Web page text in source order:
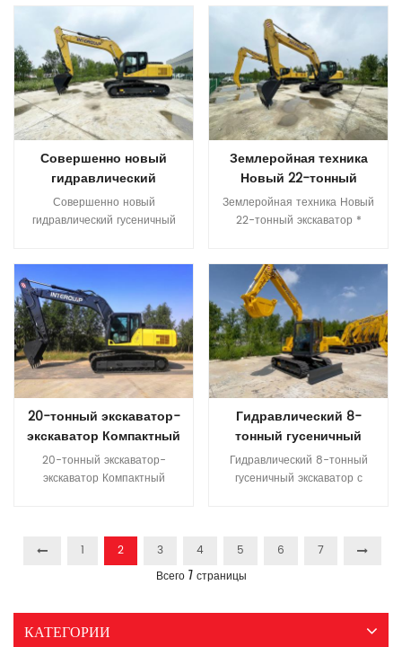
грузом/без груза) % 20/22
Ведущий тормоз
Гидравлический зажимной диск
Двигатель Марка/модель
двигателя Ючай Двигатель
YJ6J150-T301 Номинальная
выходная мощность 110(кВт)
Номер цилиндра 6 Другие
Шестерни трансмиссии
(передние/задние) 2/1
414x2 Установка давления
МПА 37 Объем
гидравлического резервуара
Л 480 А Общая длина мм
13180 Беременный Общая
ширина мм 3340 В Общая
высота ï¼на вершину стрелы
ï¼ мм 3780 Дюймовый Общая
высота ï¼на вершину кабины
ï¼ мм 3280 Эн Проницаемый
заземление мм 1300 Фон Мин
наземный просвет 720 мм
Глин Радиус свинга хвоста
длину заземления 4360 мм
Дж Длина трека 5390 мм K
Основной датчик 2740 мм Л
Ширина трека 3340 мм М
Ширина обуви 600 мм Не
Ширина поворота 3385 мм О
Максимум 10760 высота
копания мм П 7400
Максимум высота сброса мм
7320 Q. Максимум копание
глубины 6695 мм Ведущий
Максимум 7150 Глубина
вертикальной стены копания
Максимум копание
досягаемости 4825 мм U
Радиус свинга мм 2860 W.
надежность гидравлической
системы. * Повышенная
надежность и долговечность
Повышенная надежность и
долговечность Прочный,
высокопрочный корпус
Усиленные детали конструкции
стрелы, рукояти и ковша. *
Более согласованный комфорт
Бесшумная, удобная и очень
ЖК-монитор для удобного
мониторинга и обслуживания.
работы Технические
характеристики Модель 规格型
号 ИТК 360,8 斗容Объём
ковша (м3) м³ 1,6/1,8 整机总质
量Рабочий вес (Т) кг 35000 油
箱容积 Объем топливного бака
(л) л 595 发动机Двигатель
Торговая марка Дунфэн
6HK1X 功率Номинальная
мощность (кВт/об/мин) кВт/
об/мин 242/2000 190,5/2000
进气方式Режим всасывания 涡
放标准Стандарт выбросов 欧
Режим вождения 液压
добычи полезных
ископаемых
Прочитайте Больше Прочитайте Больше
Совершенно новый
гидравлический
гусеничный экскаватор
22,8 тонны, 133 кВт
Совершенно новый гидравлический гусеничный экскаватор 22,8 тонны, 133 кВт * Высококачественная первоклассная конфигурация ядра Соответствует требованиям двигателя Cummins по выбросам Stage III с превосходной мощностью. Двигатель Isuzu соответствует требованиям по выбросам Stage III, что позволяет экономить топливо и энергию. Главный насос и главный клапан международного бренда Гидравлические компоненты мировых брендов обеспечивают высокую надежность гидравлической системы. * Повышенная надежность и долговечность Повышенная надежность и долговечность Прочный, высокопрочный корпус Усиленные детали конструкции стрелы, рукояти и ковша. * Более согласованный комфорт Бесшумная, удобная и очень жесткая новая кабина Цветной ЖК-монитор для удобного мониторинга и обслуживания. Доступно несколько режимов работы Технические характеристики МОДЕЛЬ Единица ИТК 220,9 Эксплуатационная масса Тонна 22,8 Емкость ковша м³ 1.0 Инженерная модель 五十铃4HK1X 康明斯QSB7.0 Номинальная мощность кВт/об/мин 133/2000 124/1800 Объем топливного бака л 420 Скорость путешествия км/ч 5,2/3,5 Скорость поворота об/мин 11,5 Максимальная степень подъема ° 70 Усилие копания ковша при максимальной мощности ISO КН 157 Среднее давление заземления КНА 46,5 Модель гидравлического насоса ИнЛайн V90N130 КПМ 3В112ДТ Максимальный поток л/мин 250*2 228*2 Установочное давление МПа 37 Объем гидробака л 246 Общая длина мм 9560 B Общая ширина мм 2980 C Общая высота ( до верха стрелы ) мм 3040 D Общая высота ( до верха кабины ) мм 3120 E Дорожный просвет противовеса мм 1065 Ф Мин. Дорожный просвет мм 466 G Радиус поворота хвоста мм 2720 H Длина заземления мм 3445 J Длина гусеницы мм 4260 K Ширина колеи мм 2380 L ширина следа мм 2980 Ширина башмака M- гусеницы мм 600 N Ширина проигрывателя мм 2700 О Макс. высота копания мм 9275 П Макс. высота разгрузки мм 6560 Q Макс. глубина копания мм 6515 Р Макс. глубина копания вертикальной стены мм 5915 С Макс. глубина копания для горизонтальной плоскости 2,5 м. мм 6380 Т Макс. копать мм 9865 U Макс. вылет копания на уровне земли мм 9680 В Мин. радиус поворота мм 3630 Вт Макс. высота при минимальном радиусе поворота мм 7670 X Расстояние от центра поворота до задней части мм 2720
Землеройная техника
Новый 22-тонный
экскаватор
Землеройная техника Новый 22-тонный экскаватор * Высококачественная первоклассная конфигурация ядра Двигатели Yanmar соответствуют требованиям по выбросам Stage III, экономя энергию и топливо. Главный насос и главный клапан международного бренда Гидравлические компоненты мировых брендов обеспечивают высокую надежность гидравлической системы. * Повышенная надежность и долговечность. Прочный, высокопрочный корпус Усиленные детали конструкции стрелы, рукояти и ковша. * Более согласованный комфорт Новая кабина повышенной жесткости, тихая и комфортная. Цветной ЖК-монитор для удобного мониторинга и обслуживания. Доступно несколько режимов работы Технические характеристики МОДЕЛЬ Единица ИТК 215,9 Эксплуатационная масса Тонна 22,5 Емкость ковша м³ 0,93 Инженерная модель 三菱4M50 Номинальная мощность кВт/об/мин 118/2000 Объем топливного бака л 420 Скорость путешествия км/ч 5,2/3,5 Скорость поворота об/мин 11,5 Максимальная степень подъема ° 70 Усилие копания ковша при максимальной мощности ISO КН 157 Среднее давление заземления КНА 48 Модель гидравлического насоса ИнЛайн V90N130 Максимальный поток л/мин 222*2 Установочное давление МПа 37 Объем гидробака л 246 Общая длина мм 9560 B Общая ширина мм 2980 C Общая высота ( до верха стрелы ) мм 3040 D Общая высота ( до верха кабины ) мм 3120 E Дорожный просвет противовеса мм 1065 Ф Мин. Дорожный просвет мм 466 G Радиус поворота хвоста мм 2720 H Длина заземления мм 3260 J Длина гусеницы мм 4060 K Ширина колеи мм 2380 L ширина следа мм 2980 Ширина башмака M- гусеницы мм 600 N Ширина проигрывателя мм 2700 О Макс. высота копания мм 9275 П Макс. высота разгрузки мм 6560 Q Макс. глубина копания мм 6515 Р Макс. глубина копания вертикальной стены мм 5915 С Макс. глубина копания для горизонтальной плоскости 2,5 м. мм 6380 Т Макс. копать мм 9865 U Макс. вылет копания на уровне земли мм 9680 В Мин. радиус поворота мм 3630 Вт Макс. высота при минимальном радиусе поворота мм 7670 X Расстояние от центра поворота до задней части мм 2720 Z Высота противовеса мм 2120 А1 Длина заземления (при транспортировке) мм
Прочитайте Больше
20-тонный экскаватор-
экскаватор Компактный
экскаватор с большой
вылетом
20-тонный экскаватор-экскаватор Компактный экскаватор с большой вылетом * Высококачественная первоклассная конфигурация ядра Двигатели Yanmar соответствуют требованиям по выбросам Stage III, экономя энергию и топливо. Главный насос и главный клапан международного бренда Гидравлические компоненты мировых брендов обеспечивают высокую надежность гидравлической системы. * Повышенная надежность и долговечность. Прочный, высокопрочный корпус Усиленные детали конструкции стрелы, рукояти и ковша. * Более согласованный комфорт Новая кабина повышенной жесткости, тихая и комфортная. Цветной ЖК-монитор для удобного мониторинга и обслуживания. Доступно несколько режимов работы Технические характеристики МОДЕЛЬ Единица ИТК 205,9 Эксплуатационная масса Тонна 21,3 Емкость ковша м³ 0,93 Инженерная модель 广康QSB7.0 三菱 4M50 Номинальная мощность кВт/об/мин 124/2000 118/2000 Объем топливного бака л 420 Скорость путешествия км/ч 5,2/3,5 Скорость поворота об/мин 11,5 Максимальная степень подъема ° 70 Усилие копания ковша при максимальной мощности ISO КН 157 Среднее давление заземления КНА 46,5 Модель гидравлического насоса ЭДДИ FMP112APDT КПМ К3В112ДТ Максимальный поток л/мин 215 *2 228*2 Установочное давление МПа 37 Объем гидробака л 246 Общая длина мм 9560 B Общая ширина мм 2780 C Общая высота ( до верха стрелы ) мм 3040 D Общая высота ( до верха кабины ) мм 3120 E Дорожный просвет противовеса мм 1065 Ф Мин. Дорожный просвет мм 466 G Радиус поворота хвоста мм 2720 H Длина заземления мм 3260 J Длина гусеницы мм 4060 K Ширина колеи мм 2180 L ширина следа мм 2780 Ширина башмака M- гусеницы мм 600 N Ширина проигрывателя мм 2700 О Макс. высота копания мм 9275 П Макс. высота разгрузки мм 6560 Q Макс. глубина копания мм 6515 Р Макс. глубина копания вертикальной стены мм 5915 С Макс. глубина копания для горизонтальной плоскости 2,5 м. мм 6380 Т Макс. копать мм 9865 U Макс. вылет копания на уровне земли мм 9680 В Мин. радиус поворота мм 3630 Вт Макс. высота при минимальном радиусе поворота мм 7670 X Расстояние от центра поворота до задней части мм 2720 Z Высота противовеса мм 2120
Прочитайте Больше
Гидравлический 8-
тонный гусеничный
экскаватор с деталями
разрывной машины
Гидравлический 8-тонный гусеничный экскаватор с деталями разрывной машины * Высококачественная первоклассная конфигурация ядра Двигатели Yanmar соответствуют требованиям по выбросам Stage III, экономя энергию и топливо. Главный насос и главный клапан международного бренда Гидравлические компоненты мировых брендов обеспечивают высокую надежность гидравлической системы. * Повышенная надежность и долговечность. Прочный, высокопрочный корпус Усиленные детали конструкции стрелы, рукояти и ковша. * Более согласованный комфорт Новая кабина повышенной жесткости, тихая и комфортная. Цветной ЖК-монитор для удобного мониторинга и обслуживания. Доступно несколько режимов работы Технические характеристики МОДЕЛЬ Единица ИТК 80,9 Эксплуатационная масса Тонна 8.2 Емкость ковша м³ 0,32 Инженерная модель ЯНМАР 4TNV98T ЯНМАР 4ТНВ98 Номинальная мощность кВт/об/мин 56,5/2200 46,3/2200 Объем топливного бака л 130 Скорость путешествия км/ч 5,1/2,7 Скорость поворота об/мин 10 Максимальная степень подъема ° 70 Усилие копания ковша при максимальной мощности ISO КН 52 Среднее давление заземления КНА 30 Модель гидравлического насоса Инлайн HP3V80 Максимальный поток л/мин 165 Установочное давление МПа 32 Объем гидробака л 90 Общая длина мм 6100 B Общая ширина мм 2300 C Общая высота ( до верха стрелы ) мм 2515 D Общая высота ( до верха кабины ) мм 2680 E Дорожный просвет противовеса мм 760 Ф Мин. Дорожный просвет мм 380 G Радиус поворота хвоста мм 1755 г. H Длина заземления мм 2150 J Длина гусеницы мм 2760 K Ширина колеи мм 1700 L ширина следа мм 2150 Ширина башмака M- гусеницы мм 450 N Ширина проигрывателя мм 2198 О Макс. высота копания мм 7165 П Макс. высота разгрузки мм 5065 Q Макс. глубина копания мм 4038 Р Макс. глубина копания вертикальной стены мм 3505 С Макс. глубина копания для горизонтальной плоскости 2,5 м. мм 3680 Т Макс. копать мм 6330 U Макс. вылет копания на уровне земли мм 6180 В Мин. радиус поворота мм 1795 г. Вт Макс. высота при минимальном радиусе поворота мм 5500 X Расстояние от центра поворота до задней части мм 1755 г. Z Высота противовеса мм 1725 г.
1 2 3 4 5 6
7
Всего 7страницы
КАТЕГОРИИ